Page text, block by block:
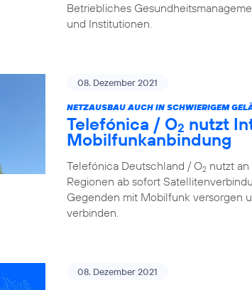
Betriebliches
und Institutionen.
08. Dezember 2021
NETZAUSBAU AUCH IN SCHWIERIGEM
Telefónica / O2 nutzt
Mobilfunkanbindung
Telefónica Deutschland / O2 nutzt
Regionen ab sofort
Gegenden mit Mobilfunk versorgen
verbinden.
08. Dezember 2021